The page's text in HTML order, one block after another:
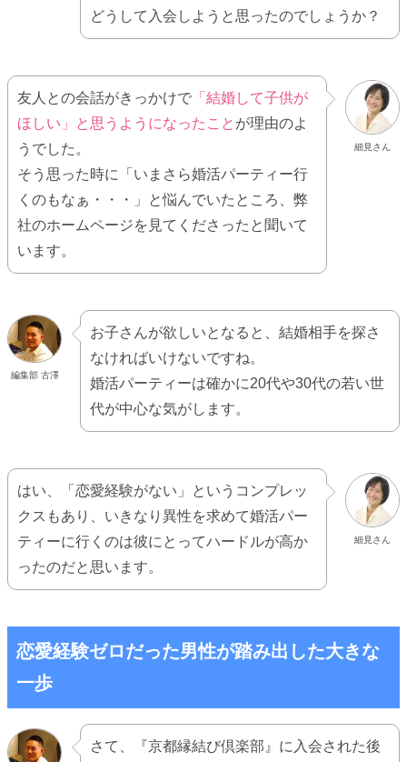
どうして入会しようと思ったのでしょうか？
細見さん
友人との会話がきっかけで 「結婚して子供が
ほしい」と思うようになったこと が理由のよ
うでした。
そう思った時に「いまさら婚活パーティー行
くのもなぁ・・・」と悩んでいたところ、弊
社のホームページを見てくださったと聞いて
います。
編集部 古澤
お子さんが欲しいとなると、結婚相手を探さ
なければいけないですね。
婚活パーティーは確かに20代や30代の若い世
代が中心な気がします。
細見さん
はい、「恋愛経験がない」というコンプレッ
クスもあり、いきなり異性を求めて婚活パー
ティーに行くのは彼にとってハードルが高か
ったのだと思います。
恋愛経験ゼロだった男性が踏み出した大きな
一歩
さて、『京都縁結び倶楽部』に入会された後